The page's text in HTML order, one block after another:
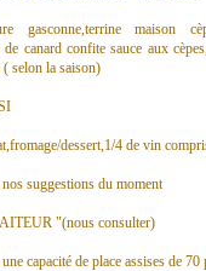
gasconne,terrine maison
canard confite sauce aux
( selon la saison)
dessert,1/4 de vin
suggestions du moment
"(nous consulter)
capacité de place assises de 70